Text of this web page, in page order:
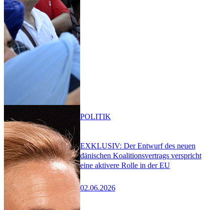
EXKLUSIV: Der Entwurf des neuen
dänischen Koalitionsvertrags verspricht
eine aktivere Rolle in der EU
02.06.2026
POLITIK